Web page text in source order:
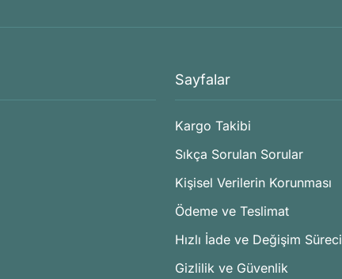
Sayfalar
Kargo Takibi
Sıkça Sorulan Sorular
Kişisel Verilerin Korunması
Ödeme ve Teslimat
Hızlı İade ve Değişim Süreci
Gizlilik ve Güvenlik